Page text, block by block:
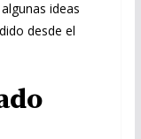
ideas
desde el